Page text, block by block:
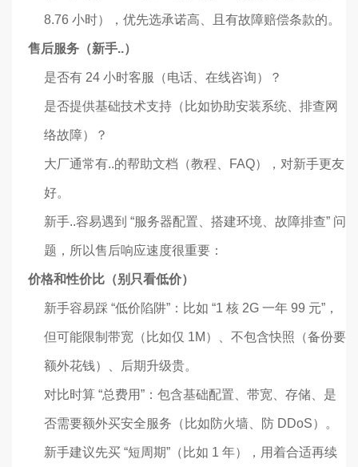
8.76 小时），优先选承诺高、且有故障赔偿条款的。
售后服务（新手..）
是否有 24 小时客服（电话、在线咨询）？
是否提供基础技术支持（比如协助安装系统、排查网
络故障）？
大厂通常有..的帮助文档（教程、FAQ），对新手更友
好。
新手..容易遇到 “服务器配置、搭建环境、故障排查” 问
题，所以售后响应速度很重要：
价格和性价比（别只看低价）
新手容易踩 “低价陷阱”：比如 “1 核 2G 一年 99 元”，
但可能限制带宽（比如仅 1M）、不包含快照（备份要
额外花钱）、后期升级贵。
对比时算 “总费用”：包含基础配置、带宽、存储、是
否需要额外买安全服务（比如防火墙、防 DDoS）。
新手建议先买 “短周期”（比如 1 年），用着合适再续